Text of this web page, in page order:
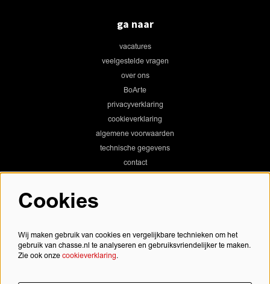
ga naar
vacatures
veelgestelde vragen
over ons
BoArte
privacyverklaring
cookieverklaring
algemene voorwaarden
technische gegevens
contact
Cookies
Wij maken gebruik van cookies en vergelijkbare technieken om het
gebruik van chasse.nl te analyseren en gebruiksvriendelijker te maken.
Zie ook onze cookieverklaring.